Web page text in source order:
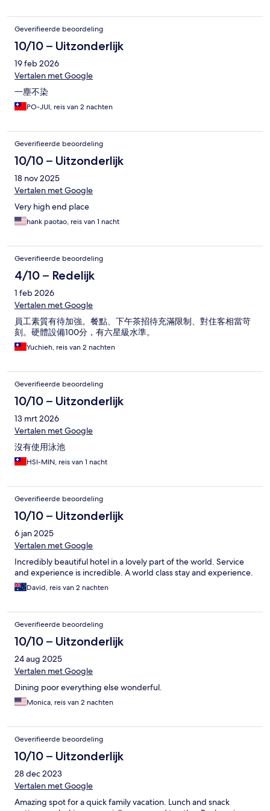
Geverifieerde beoordeling
10/10 – Uitzonderlijk
19 feb 2026
Vertalen met Google
一塵不染
PO-JUI, reis van 2 nachten
Geverifieerde beoordeling
10/10 – Uitzonderlijk
18 nov 2025
Vertalen met Google
Very high end place
hank paotao, reis van 1 nacht
Geverifieerde beoordeling
4/10 – Redelijk
1 feb 2026
Vertalen met Google
員工素質有待加強。餐點、下午茶招待充滿限制、對住客相當苛
刻。硬體設備100分，有六星級水準。
Yuchieh, reis van 2 nachten
Geverifieerde beoordeling
10/10 – Uitzonderlijk
13 mrt 2026
Vertalen met Google
沒有使用泳池
HSI-MIN, reis van 1 nacht
Geverifieerde beoordeling
10/10 – Uitzonderlijk
6 jan 2025
Vertalen met Google
Incredibly beautiful hotel in a lovely part of the world. Service
and experience is incredible. A world class stay and experience.
David, reis van 2 nachten
Geverifieerde beoordeling
10/10 – Uitzonderlijk
24 aug 2025
Vertalen met Google
Dining poor everything else wonderful.
Monica, reis van 2 nachten
Geverifieerde beoordeling
10/10 – Uitzonderlijk
28 dec 2023
Vertalen met Google
Amazing spot for a quick family vacation. Lunch and snack